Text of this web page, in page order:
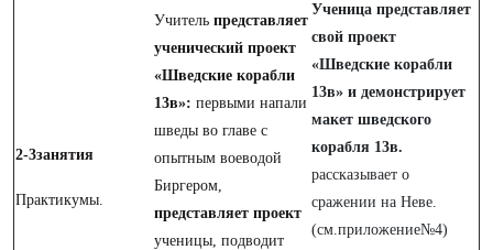
2-3занятия
Практикумы.
Учитель представляет
ученический проект
«Шведские корабли
13в»: первыми напали
шведы во главе с
опытным воеводой
Биргером,
представляет проект
ученицы, подводит
Ученица представляет
свой проект
«Шведские корабли
13в» и демонстрирует
макет шведского
корабля 13в.
рассказывает о
сражении на Неве.
(см.приложение№4)